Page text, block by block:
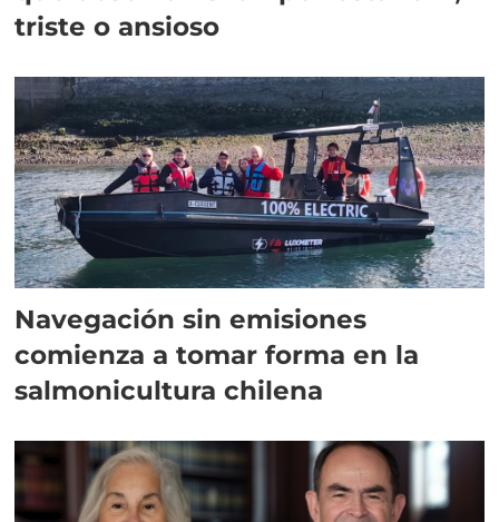
triste o ansioso
Navegación sin emisiones
comienza a tomar forma en la
salmonicultura chilena